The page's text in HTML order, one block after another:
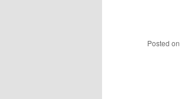
Posted on